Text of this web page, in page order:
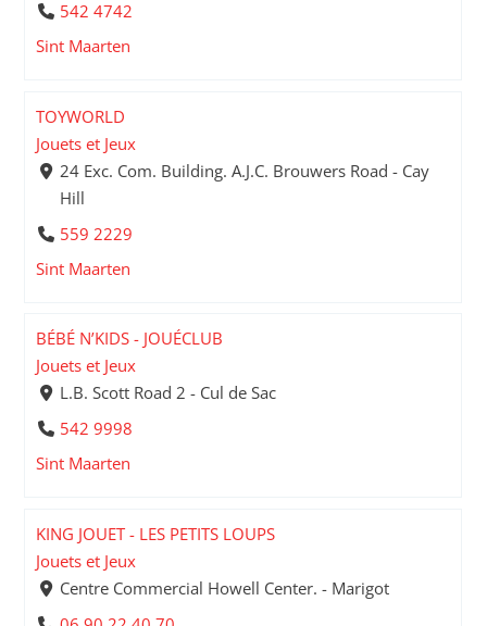
542 4742
Sint Maarten
TOYWORLD
Jouets et Jeux
24 Exc. Com. Building. A.J.C. Brouwers Road - Cay
Hill
559 2229
Sint Maarten
BÉBÉ N’KIDS - JOUÉCLUB
Jouets et Jeux
L.B. Scott Road 2 - Cul de Sac
542 9998
Sint Maarten
KING JOUET - LES PETITS LOUPS
Jouets et Jeux
Centre Commercial Howell Center. - Marigot